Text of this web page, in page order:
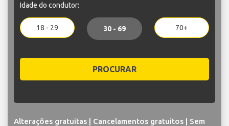
Idade do condutor:
18 - 29 30 - 69 70+
PROCURAR
Alterações gratuitas | Cancelamentos gratuitos | Sem